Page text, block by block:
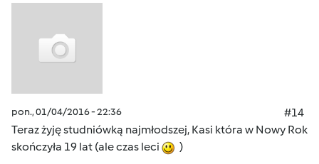
pon., 01/04/2016 - 22:36
#14
Teraz żyję studniówką najmłodszej, Kasi która w Nowy Rok
skończyła 19 lat (ale czas leci
)